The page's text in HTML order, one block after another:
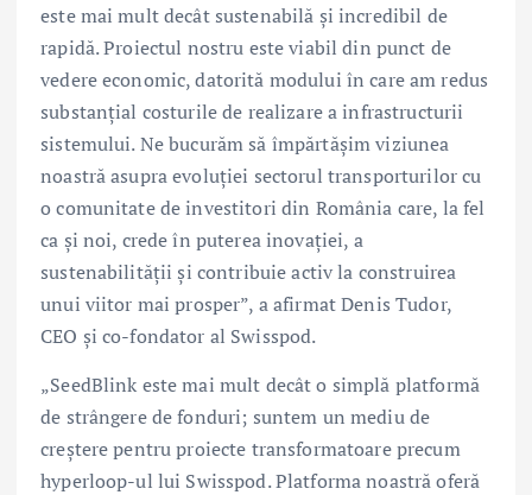
este mai mult decât sustenabilă și incredibil de
rapidă. Proiectul nostru este viabil din punct de
vedere economic, datorită modului în care am redus
substanțial costurile de realizare a infrastructurii
sistemului. Ne bucurăm să împărtășim viziunea
noastră asupra evoluției sectorul transporturilor cu
o comunitate de investitori din România care, la fel
ca și noi, crede în puterea inovației, a
sustenabilității și contribuie activ la construirea
unui viitor mai prosper”, a afirmat Denis Tudor,
CEO și co-fondator al Swisspod.
„SeedBlink este mai mult decât o simplă platformă
de strângere de fonduri; suntem un mediu de
creștere pentru proiecte transformatoare precum
hyperloop-ul lui Swisspod. Platforma noastră oferă